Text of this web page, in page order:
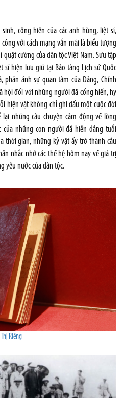
cống hiến của các anh hùng, liệt sĩ,
với cách mạng vẫn mãi là biểu tượng
cường của dân tộc Việt Nam. Sưu tập
hiện lưu giữ tại Bảo tàng Lịch sử Quốc
ánh sự quan tâm của Đảng, Chính
hội đối với những người đã cống hiến, hy
hiện vật không chỉ ghi dấu một cuộc đời
những câu chuyện cảm động về lòng
những con người đã hiến dâng tuổi
thời gian, những kỷ vật ấy trở thành cầu
nhắc nhớ các thế hệ hôm nay về giá trị
yêu nước của dân tộc.
Riêng